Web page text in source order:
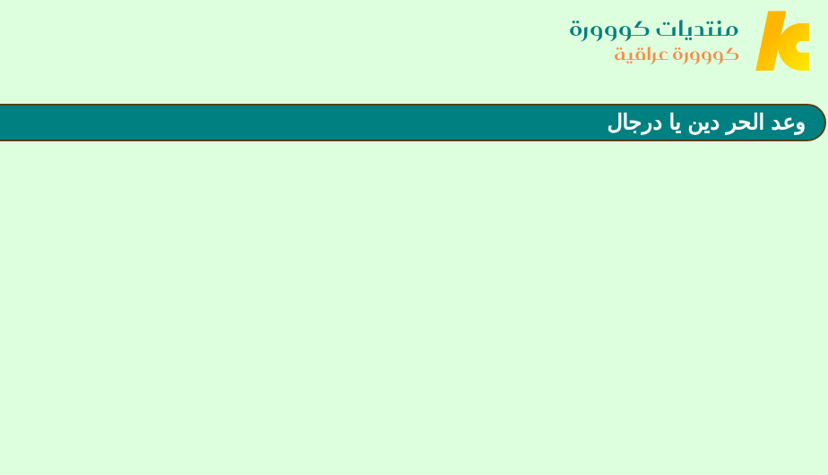
منتديات كووورة
كووورة عراقية
وعد الحر دين يا درجال